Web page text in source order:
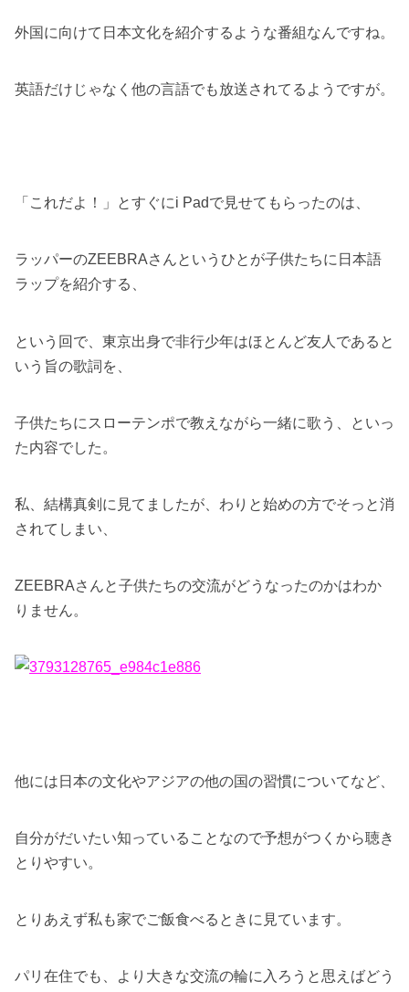
外国に向けて日本文化を紹介するような番組なんですね。
英語だけじゃなく他の言語でも放送されてるようですが。
「これだよ！」とすぐにi Padで見せてもらったのは、
ラッパーのZEEBRAさんというひとが子供たちに日本語
ラップを紹介する、
という回で、東京出身で非行少年はほとんど友人であると
いう旨の歌詞を、
子供たちにスローテンポで教えながら一緒に歌う、といっ
た内容でした。
私、結構真剣に見てましたが、わりと始めの方でそっと消
されてしまい、
ZEEBRAさんと子供たちの交流がどうなったのかはわか
りません。
他には日本の文化やアジアの他の国の習慣についてなど、
自分がだいたい知っていることなので予想がつくから聴き
とりやすい。
とりあえず私も家でご飯食べるときに見ています。
パリ在住でも、より大きな交流の輪に入ろうと思えばどう